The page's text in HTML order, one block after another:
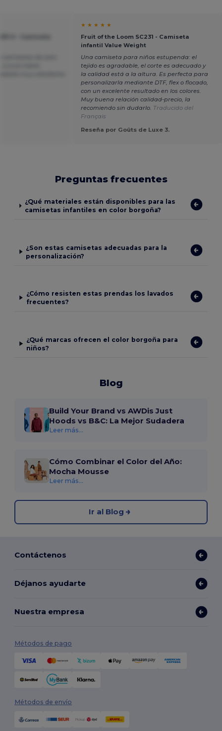
★ ★ ★ ★ ★
Fruit of the Loom SC231 - Camiseta
infantil Value Weight
Una camiseta para niños estupenda: el
tejido es agradable, el corte es adecuado y
la calidad está a la altura. Es perfecta para
personalizarla mediante DTF, flex o flocado,
con un excelente resultado en los colores.
Muy buena relación calidad-precio, la
recomiendo sin dudarlo. Traducido del
Français
Reseña por Goûts de Luxe 3.
Preguntas frecuentes
¿Qué materiales están disponibles para las
camisetas infantiles en color borgoña?
¿Son estas camisetas adecuadas para la
personalización?
¿Cómo resisten estas prendas los lavados
frecuentes?
¿Qué marcas ofrecen el color borgoña para
niños?
Blog
Build Your Brand vs AWDis Just
Hoods vs B&C: La Mejor Sudadera
Leer más...
Cómo Combinar el Color del Año:
Mocha Mousse
Leer más...
Ir al Blog
Contáctenos
Déjanos ayudarte
Nuestra empresa
Métodos de pago
Métodos de envío